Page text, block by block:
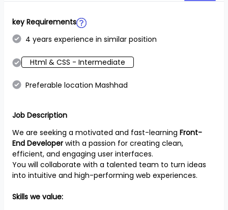
key Requirements
4 years experience in similar position
Html & CSS - Intermediate
Preferable location Mashhad
Job Description
We are seeking a motivated and fast-learning Front-
End Developerwith a passion for creating clean,
efficient, and engaging user interfaces.
You will collaborate with a talented team to turn ideas
into intuitive and high-performing web experiences.
Skills we value: